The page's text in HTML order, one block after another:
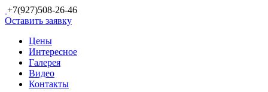
+7(927)508-26-46
Оставить заявку
Цены
Интересное
Галерея
Видео
Контакты